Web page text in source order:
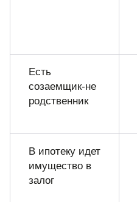
Есть
созаемщик-не
родственник
В ипотеку идет
имущество в
залог